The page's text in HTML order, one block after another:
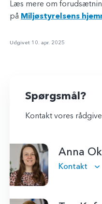
Læs mere om
på Miljøstyrelsens
Udgivet 10. apr. 2025
Spørgsmål?
Kontakt vores
Anna
Kontakt